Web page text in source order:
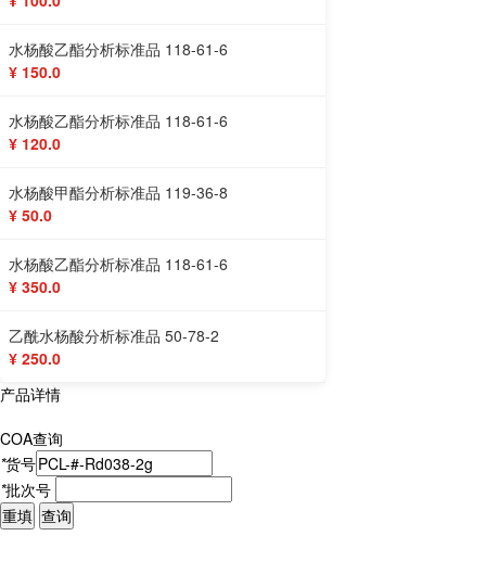
水杨酸乙酯分析标准品 118-61-6
¥ 150.0
水杨酸乙酯分析标准品 118-61-6
¥ 120.0
水杨酸甲酯分析标准品 119-36-8
¥ 50.0
水杨酸乙酯分析标准品 118-61-6
¥ 350.0
乙酰水杨酸分析标准品 50-78-2
¥ 250.0
产品详情
COA查询
*货号
*批次号
重填 查询